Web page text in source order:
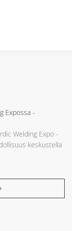
Expossa -
Welding Expo -
keskustella